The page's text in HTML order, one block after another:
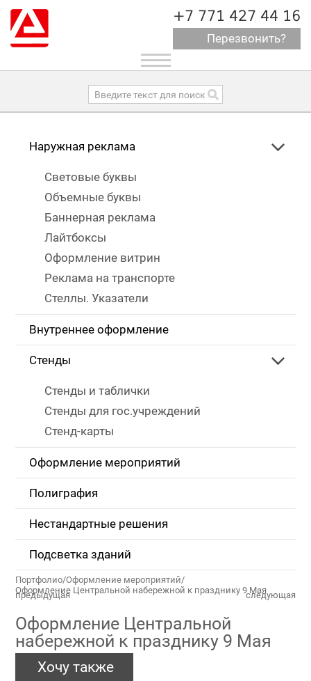
+7 771 427 44 16
Перезвонить?
Toggle
navigation
Наружная реклама
Световые буквы
Объемные буквы
Баннерная реклама
Лайтбоксы
Оформление витрин
Реклама на транспорте
Стеллы. Указатели
Внутреннее оформление
Стенды
Стенды и таблички
Стенды для гос.учреждений
Стенд-карты
Оформление мероприятий
Полиграфия
Нестандартные решения
Подсветка зданий
Портфолио/Оформление мероприятий/
Оформление Центральной набережной к празднику 9 Мая
Оформление Центральной
набережной к празднику 9 Мая
Хочу также
предыдущая следующая